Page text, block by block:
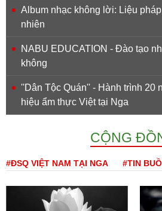
Album nhạc không lời: Liệu
nhiên
NABU EDUCATION - Đào tạo
không
''Dân Tộc Quán'' - Hành trình 20
hiệu ẩm thực Việt tại Nga
CỘNG
#ĐSQ VIỆT NAM TẠI NGA #TIN